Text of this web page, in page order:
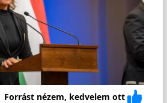
Forrást nézem, kedvelem ott